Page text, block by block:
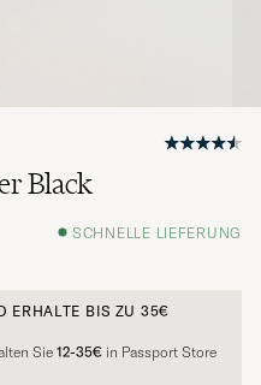
Black
SCHNELLE LIEFERUNG
ERHALTE BIS ZU 35€
Sie12-35€ in Passport Store